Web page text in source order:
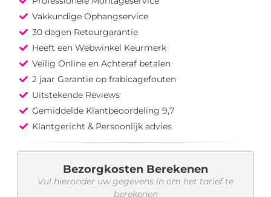
Vakkundige Ophangservice
30 dagen Retourgarantie
Heeft een Webwinkel Keurmerk
Veilig Online en Achteraf betalen
2 jaar Garantie op frabicagefouten
Uitstekende Reviews
Gemiddelde Klantbeoordeling 9,7
Klantgericht & Persoonlijk advies
Bezorgkosten Berekenen
Vul hieronder uw gegevens in om het tarief te
berekenen